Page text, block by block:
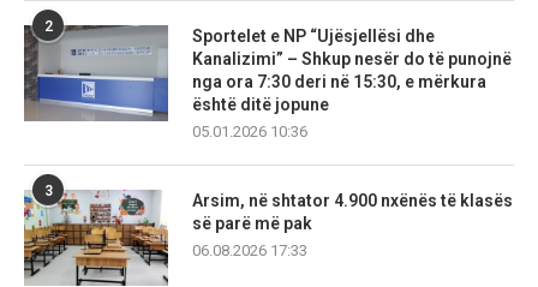
2
Sportelet e NP “Ujësjellësi dhe
Kanalizimi” – Shkup nesër do të punojnë
nga ora 7:30 deri në 15:30, e mërkura
është ditë jopune
05.01.2026 10:36
3
Arsim, në shtator 4.900 nxënës të klasës
së parë më pak
06.08.2026 17:33